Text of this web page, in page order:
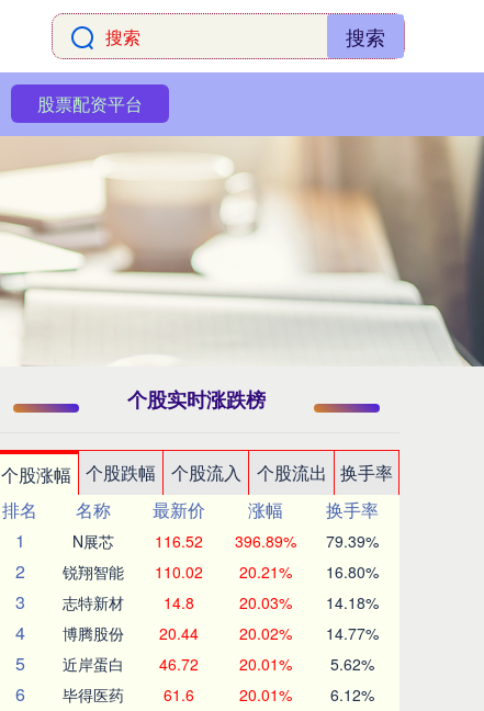
搜索
股票配资平台
个股实时涨跌榜
个股涨幅 个股跌幅 个股流入 个股流出
换手率
排名
名称 最新价 涨幅
换手率
1
N展芯 116.52 396.89% 79.39%
2 锐翔智能 110.02 20.21% 16.80%
3 志特新材 14.8 20.03% 14.18%
4 博腾股份 20.44 20.02% 14.77%
5 近岸蛋白 46.72 20.01% 5.62%
6 毕得医药 61.6 20.01% 6.12%